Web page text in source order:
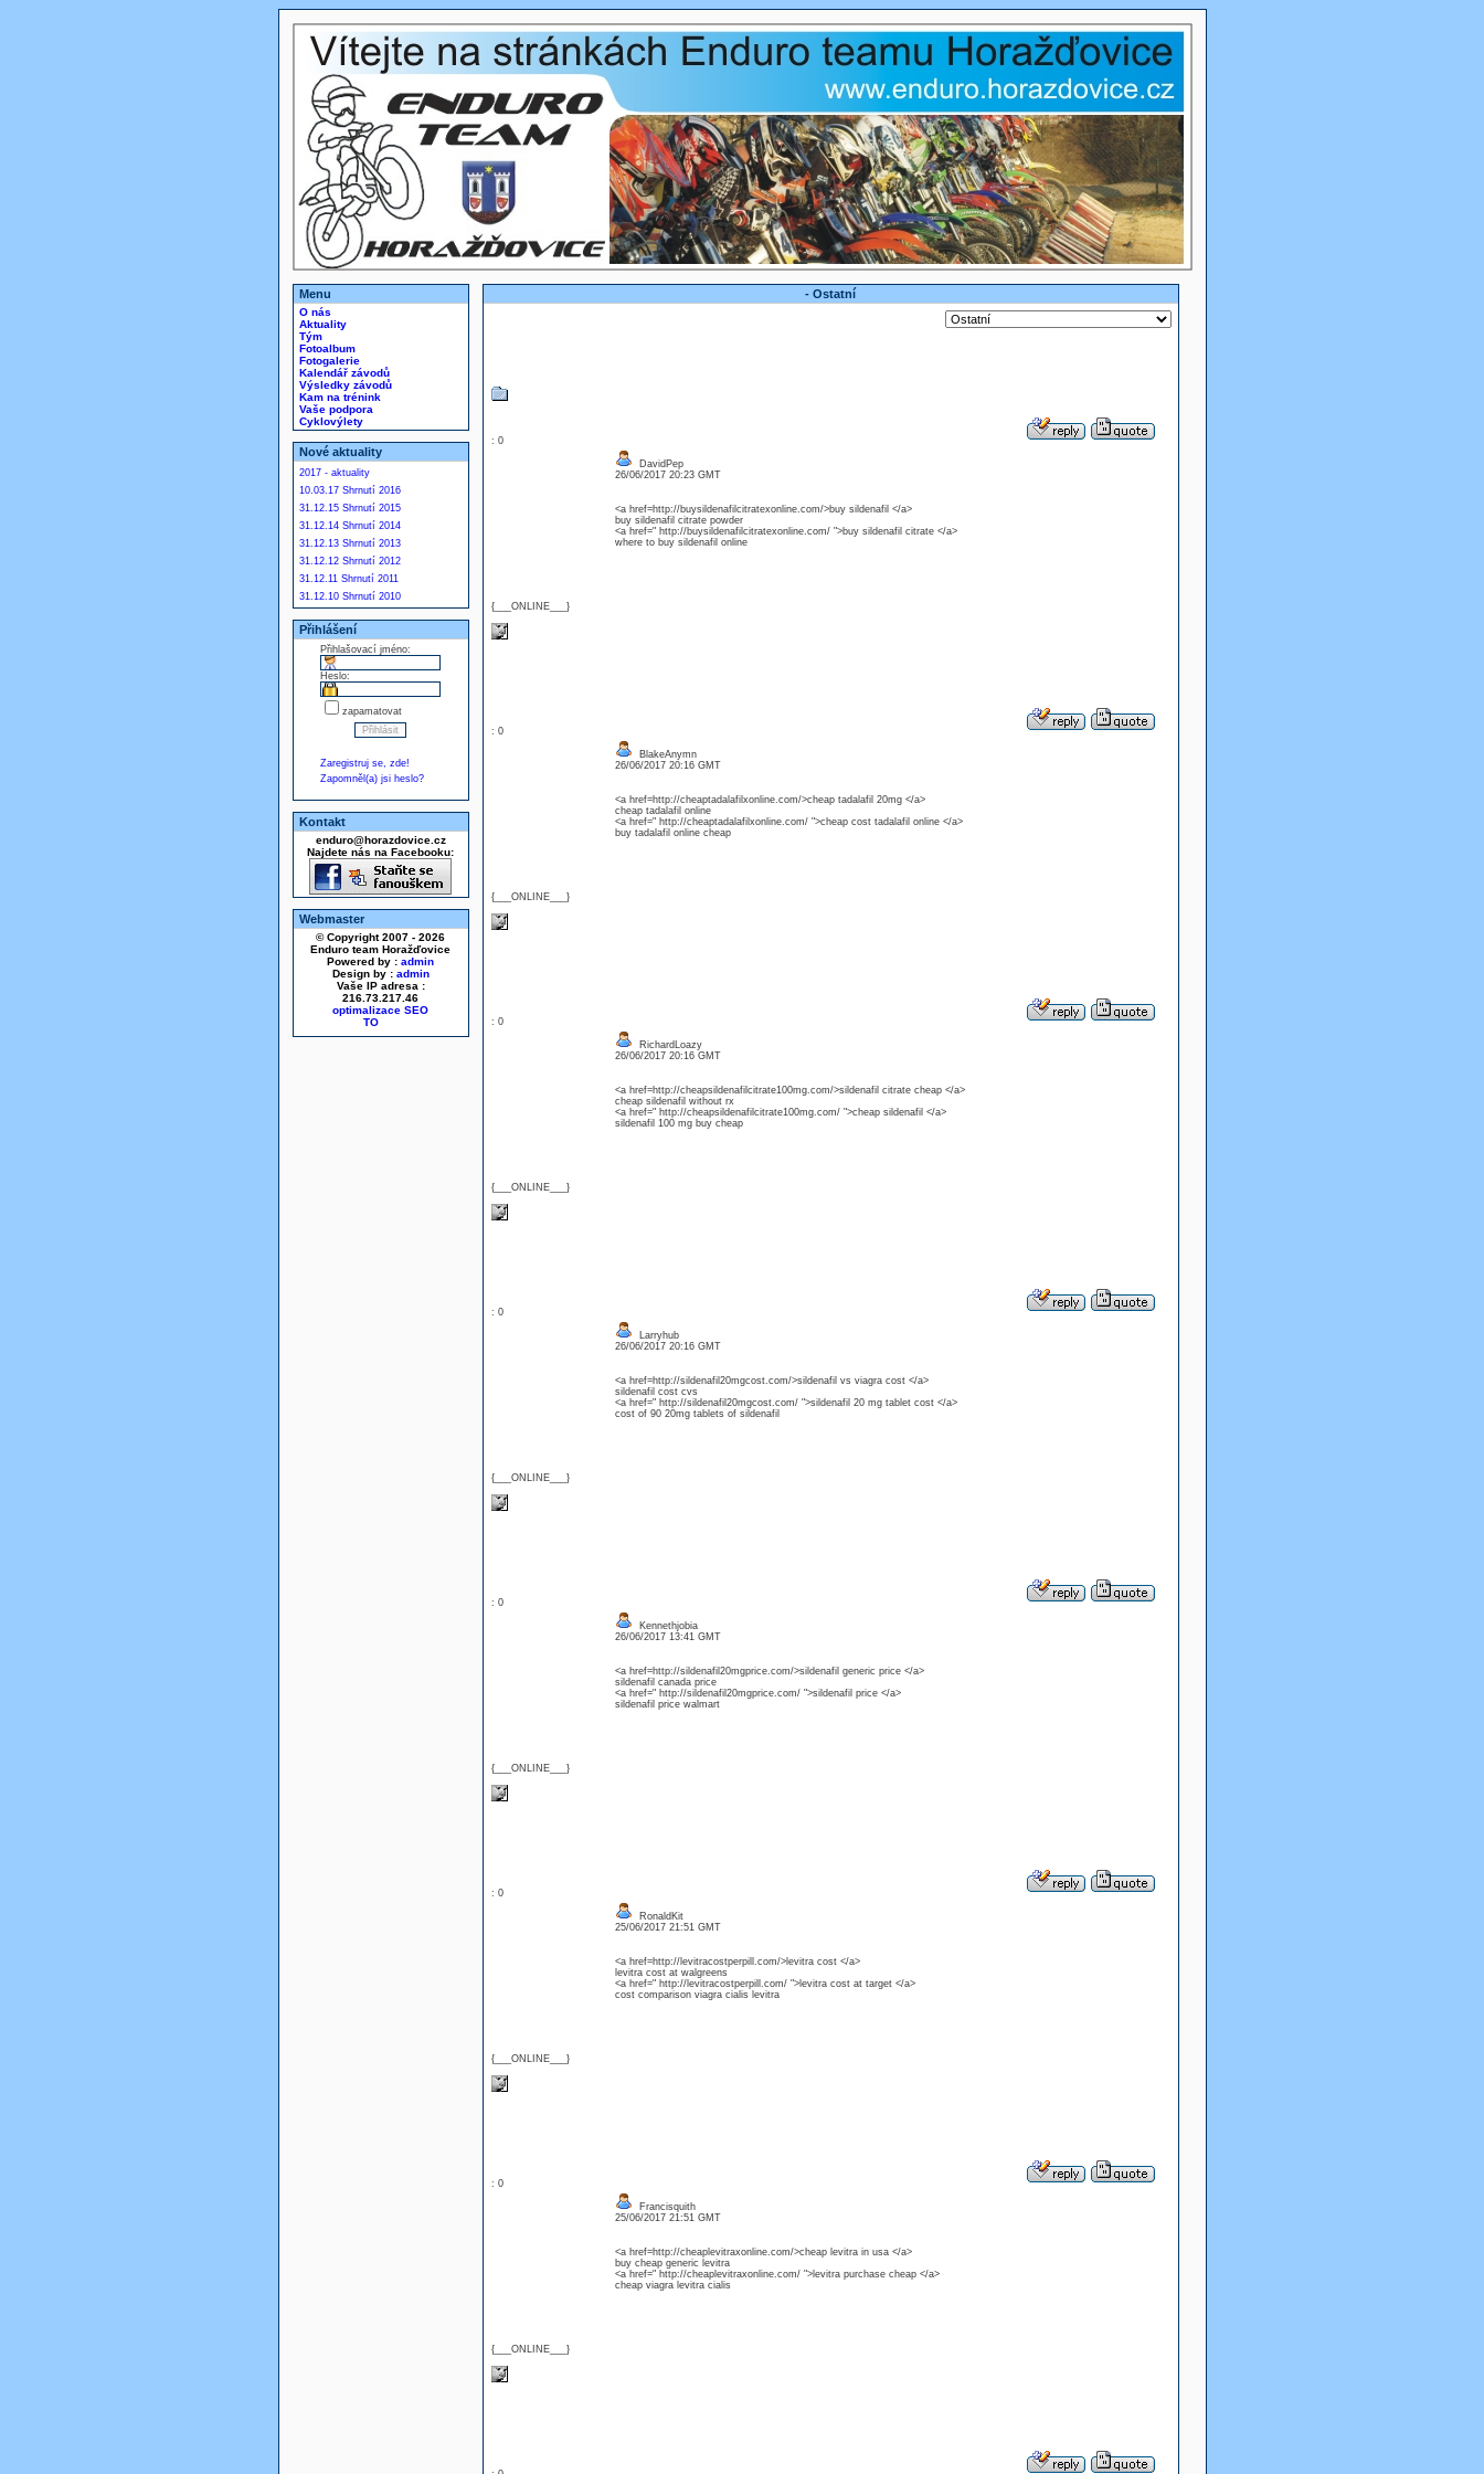
Menu
O nás
Aktuality
Tým
Fotoalbum
Fotogalerie
Kalendář závodů
Výsledky závodů
Kam na trénink
Vaše podpora
Cyklovýlety
Nové aktuality
2017 - aktuality
10.03.17 Shrnutí 2016
31.12.15 Shrnutí 2015
31.12.14 Shrnutí 2014
31.12.13 Shrnutí 2013
31.12.12 Shrnutí 2012
31.12.11 Shrnutí 2011
31.12.10 Shrnutí 2010
Přihlášení
Přihlašovací jméno:
Heslo:
zapamatovat
Zaregistruj se, zde!
Zapomněl(a) jsi heslo?
Kontakt
enduro@horazdovice.cz
Najdete nás na Facebooku:
Webmaster
© Copyright 2007 - 2026
Enduro team Horažďovice
Powered by : admin
Design by : admin
Vaše IP adresa :
216.73.217.46
optimalizace SEO
- Ostatní
: 0
{___ONLINE___}
DavidPep
26/06/2017 20:23 GMT
<a href=http://buysildenafilcitratexonline.com/>buy sildenafil </a>
buy sildenafil citrate powder
<a href=" http://buysildenafilcitratexonline.com/ ">buy sildenafil citrate </a>
where to buy sildenafil online
: 0
{___ONLINE___}
BlakeAnymn
26/06/2017 20:16 GMT
<a href=http://cheaptadalafilxonline.com/>cheap tadalafil 20mg </a>
cheap tadalafil online
<a href=" http://cheaptadalafilxonline.com/ ">cheap cost tadalafil online </a>
buy tadalafil online cheap
: 0
{___ONLINE___}
RichardLoazy
26/06/2017 20:16 GMT
<a href=http://cheapsildenafilcitrate100mg.com/>sildenafil citrate cheap </a>
cheap sildenafil without rx
<a href=" http://cheapsildenafilcitrate100mg.com/ ">cheap sildenafil </a>
sildenafil 100 mg buy cheap
: 0
{___ONLINE___}
Larryhub
26/06/2017 20:16 GMT
<a href=http://sildenafil20mgcost.com/>sildenafil vs viagra cost </a>
sildenafil cost cvs
<a href=" http://sildenafil20mgcost.com/ ">sildenafil 20 mg tablet cost </a>
cost of 90 20mg tablets of sildenafil
: 0
{___ONLINE___}
Kennethjobia
26/06/2017 13:41 GMT
<a href=http://sildenafil20mgprice.com/>sildenafil generic price </a>
sildenafil canada price
<a href=" http://sildenafil20mgprice.com/ ">sildenafil price </a>
sildenafil price walmart
: 0
{___ONLINE___}
RonaldKit
25/06/2017 21:51 GMT
<a href=http://levitracostperpill.com/>levitra cost </a>
levitra cost at walgreens
<a href=" http://levitracostperpill.com/ ">levitra cost at target </a>
cost comparison viagra cialis levitra
: 0
{___ONLINE___}
Francisquith
25/06/2017 21:51 GMT
<a href=http://cheaplevitraxonline.com/>cheap levitra in usa </a>
buy cheap generic levitra
<a href=" http://cheaplevitraxonline.com/ ">levitra purchase cheap </a>
cheap viagra levitra cialis